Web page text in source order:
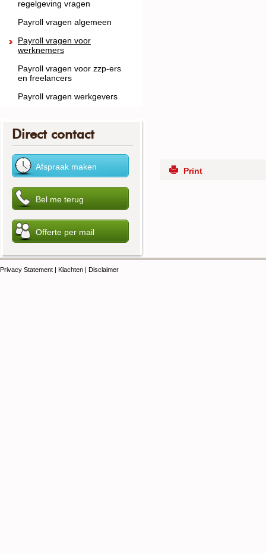
Print
regelgeving vragen
Payroll vragen algemeen
Payroll vragen voor
werknemers
Payroll vragen voor zzp-ers
en freelancers
Payroll vragen werkgevers
Direct contact
Privacy Statement | Klachten | Disclaimer